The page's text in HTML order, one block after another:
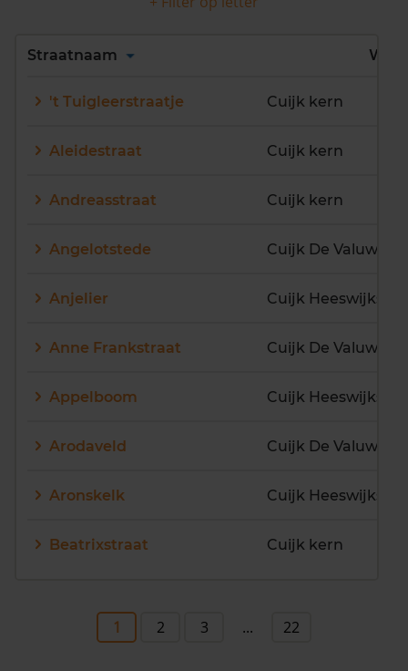
Alles
M O
Q
R U
Straatnaam Wijk
't Tuigleerstraatje Cuijk kern
Aleidestraat Cuijk kern
Andreasstraat Cuijk kern
Angelotstede Cuijk De Valuwe
Anjelier Cuijk Heeswijkse
Anne Frankstraat Cuijk De Valuwe
Appelboom Cuijk Heeswijkse
Arodaveld Cuijk De Valuwe
Aronskelk Cuijk Heeswijkse
Beatrixstraat Cuijk kern
1 2 3 ... 22